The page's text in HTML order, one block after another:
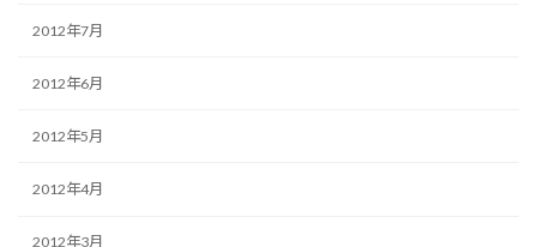
2012年7月
2012年6月
2012年5月
2012年4月
2012年3月